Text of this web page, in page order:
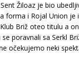
Žiloaz je bio
forma i Rojal Union
Briž oteo titulu a
poravnali sa Serkl
očekujemo neki